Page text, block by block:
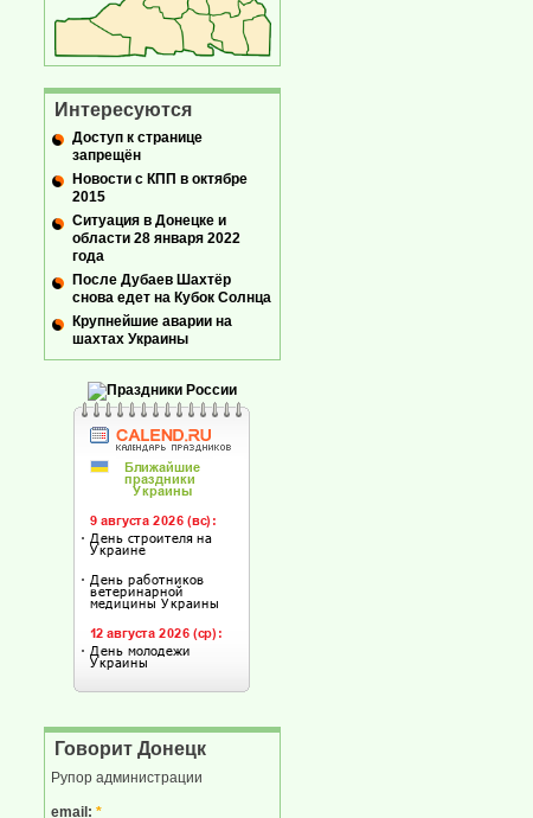
Интересуются
Доступ к странице
запрещён
Новости с КПП в октябре
2015
Ситуация в Донецке и
области 28 января 2022
года
После Дубаев Шахтёр
снова едет на Кубок Солнца
Крупнейшие аварии на
шахтах Украины
Говорит Донецк
Рупор администрации
email: *